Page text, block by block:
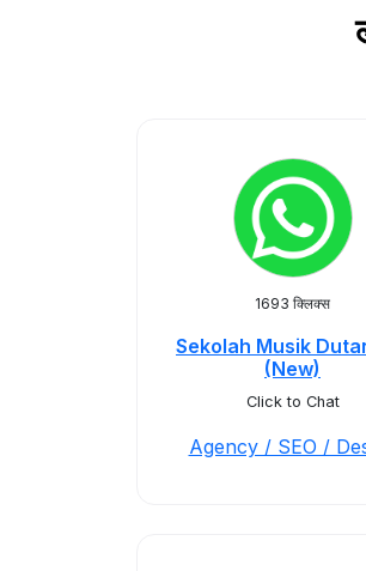
1693 क्लिक्स
Sekolah Musik
(New)
Click to Chat
Agency / SEO /